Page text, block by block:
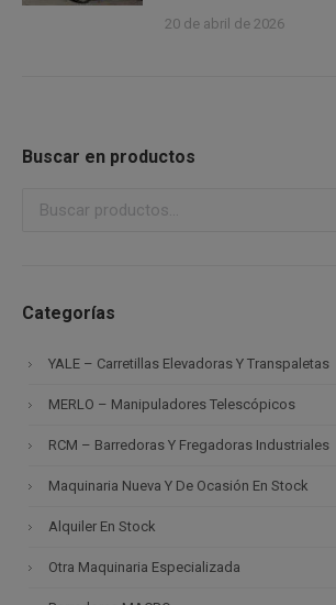
20 de abril de 2026
Buscar en productos
Categorías
YALE – Carretillas Elevadoras Y Transpaletas
MERLO – Manipuladores Telescópicos
RCM – Barredoras Y Fregadoras Industriales
Maquinaria Nueva Y De Ocasión En Stock
Alquiler En Stock
Otra Maquinaria Especializada